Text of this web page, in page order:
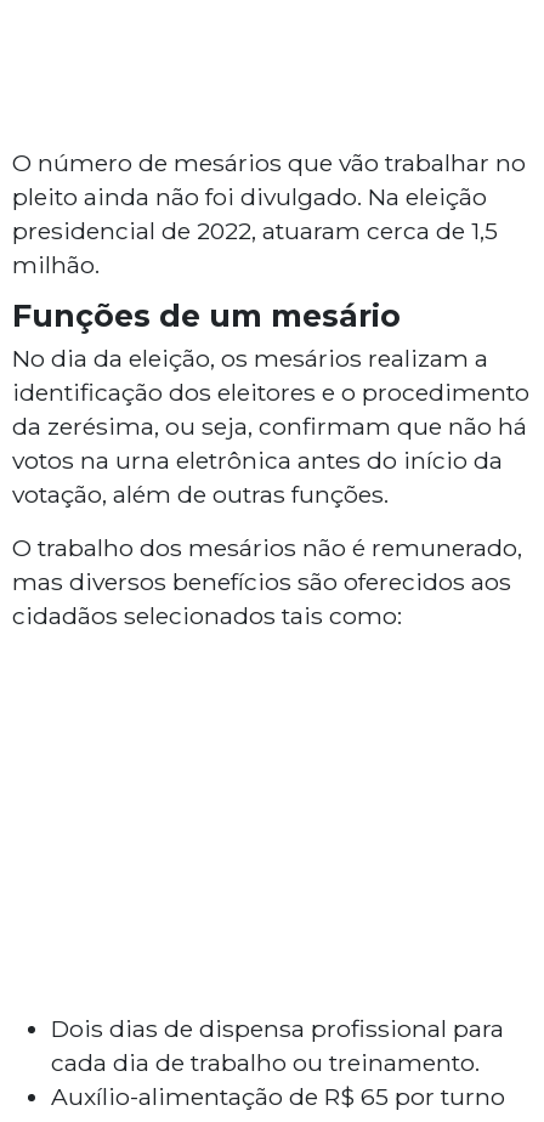
O número de mesários que vão trabalhar no
pleito ainda não foi divulgado. Na eleição
presidencial de 2022, atuaram cerca de 1,5
milhão.
Funções de um mesário
No dia da eleição, os mesários realizam a
identificação dos eleitores e o procedimento
da zerésima, ou seja, confirmam que não há
votos na urna eletrônica antes do início da
votação, além de outras funções.
O trabalho dos mesários não é remunerado,
mas diversos benefícios são oferecidos aos
cidadãos selecionados tais como:
Dois dias de dispensa profissional para
cada dia de trabalho ou treinamento.
Auxílio-alimentação de R$ 65 por turno